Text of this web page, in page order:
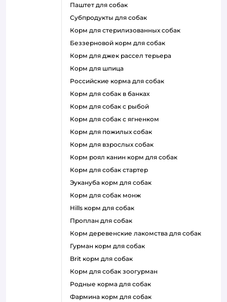
паштет для собак
субпродукты для собак
корм для стерилизованных собак
беззерновой корм для собак
корм для джек рассел терьера
корм для шпица
российские корма для собак
корм для собак в банках
корм для собак с рыбой
корм для собак с ягненком
корм для пожилых собак
корм для взрослых собак
корм роял канин корм для собак
корм для собак стартер
эукануба корм для собак
корм для собак монж
hills корм для собак
проплан для собак
корм деревенские лакомства для собак
гурман корм для собак
brit корм для собак
корм для собак зоогурман
родные корма для собак
фармина корм для собак